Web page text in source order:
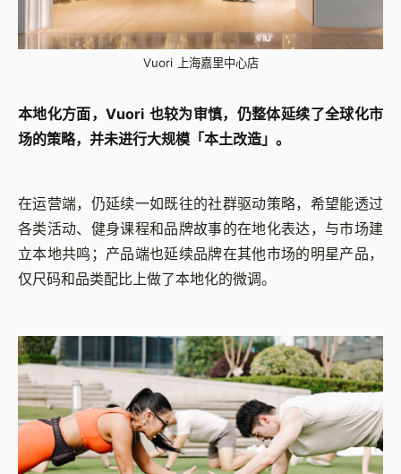
Vuori 上海嘉里中心店
本地化方面，Vuori 也较为审慎，仍整体延续了全球化市
场的策略，并未进行大规模「本土改造」。
在运营端，仍延续一如既往的社群驱动策略，希望能透过
各类活动、健身课程和品牌故事的在地化表达，与市场建
立本地共鸣；产品端也延续品牌在其他市场的明星产品，
仅尺码和品类配比上做了本地化的微调。